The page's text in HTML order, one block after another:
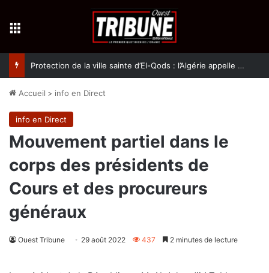
Protection de la ville sainte d’El-Qods : l’Algérie appelle à une action collective
Accueil > info en Direct
info en Direct
Mouvement partiel dans le
corps des présidents de
Cours et des procureurs
généraux
Ouest Tribune 29 août 2022 437 2 minutes de lecture